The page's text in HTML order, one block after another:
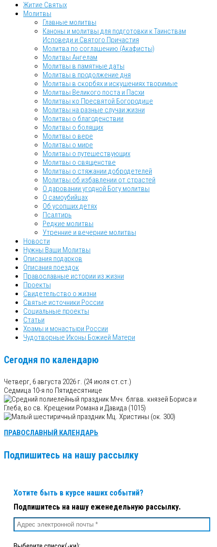
Житие Святых
Молитвы
Главные молитвы
Каноны и молитвы для подготовки к Таинствам
Исповеди и Святого Причастия
Молитва по соглашению (Акафисты)
Молитвы Ангелам
Молитвы в памятные даты
Молитвы в продолжение дня
Молитвы в скорбях и искушениях творимые
Молитвы Великого поста и Пасхи
Молитвы ко Пресвятой Богородице
Молитвы на разные случаи жизни
Молитвы о благоденствии
Молитвы о болящих
Молитвы о вере
Молитвы о мире
Молитвы о путешествующих
Молитвы о священстве
Молитвы о стяжании добродетелей
Молитвы об избавлении от страстей
О даровании угодной Богу молитвы
О самоубийцах
Об усопших детях
Псалтирь
Редкие молитвы
Утренние и вечерние молитвы
Новости
Нужны Ваши Молитвы
Описания подарков
Описания поездок
Православные истории из жизни
Проекты
Свидетельство о жизни
Святые источники России
Социальные проекты
Статьи
Храмы и монастыри России
Чудотворные Иконы Божией Матери
Сегодня по календарю
Четверг, 6 августа 2026 г. (24 июля ст.ст.)
Седмица 10-я по Пятидесятнице
Мчч. блгвв. князей Бориса и
Глеба, во св. Крещении Романа и Давида (1015)
Мц. Христины (ок. 300)
ПРАВОСЛАВНЫЙ КАЛЕНДАРЬ
Подпишитесь на нашу рассылку
Хотите быть в курсе наших событий?
Подпишитесь на нашу еженедельную рассылку.